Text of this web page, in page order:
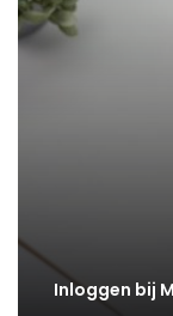
Inloggen bij